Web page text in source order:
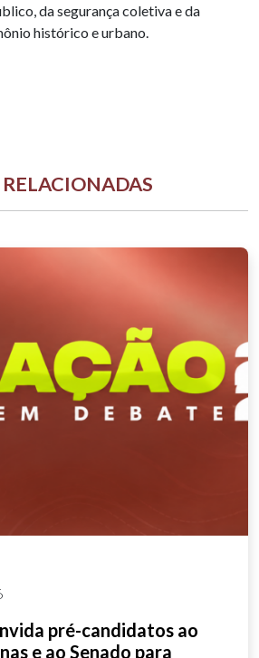
da segurança coletiva e da
histórico e urbano.
pré-candidatos ao
e ao Senado para